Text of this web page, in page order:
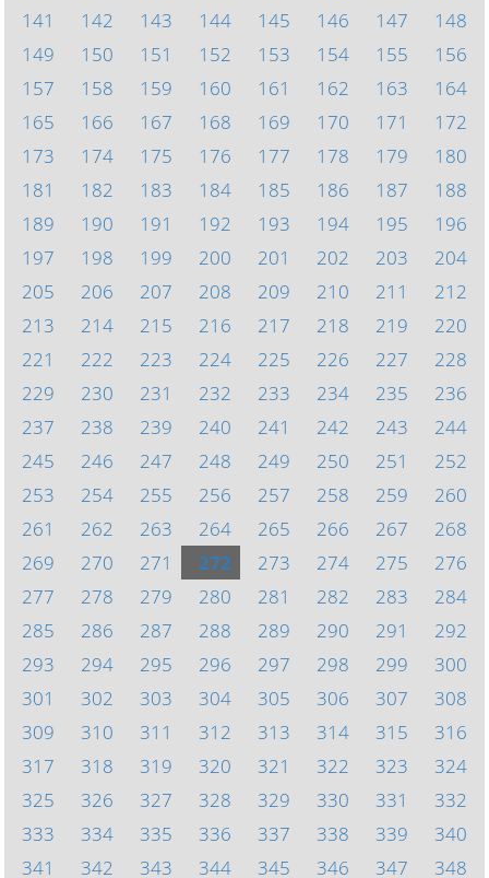
141
142 143 144 145 146 147
148
149
150 151 152 153 154 155
156
157
158 159 160 161 162 163
164
165
166 167 168 169 170 171
172
173
174 175 176 177 178 179
180
181
182 183 184 185 186 187
188
189
190 191 192 193 194 195
196
197
198 199 200 201 202 203
204
205
206 207 208 209 210 211
212
213
214 215 216 217 218 219
220
221
222 223 224 225 226 227
228
229
230 231 232 233 234 235
236
237
238 239 240 241 242 243
244
245
246 247 248 249 250 251
252
253
254 255 256 257 258 259
260
261
262 263 264 265 266 267
268
269
270 271 272 273 274 275
276
277
278 279 280 281 282 283
284
285
286 287 288 289 290 291
292
293
294 295 296 297 298 299
300
301
302 303 304 305 306 307
308
309
310 311 312 313 314 315
316
317
318 319 320 321 322 323
324
325
326 327 328 329 330 331
332
333
334 335 336 337 338 339
340
341
342 343 344 345 346 347 348